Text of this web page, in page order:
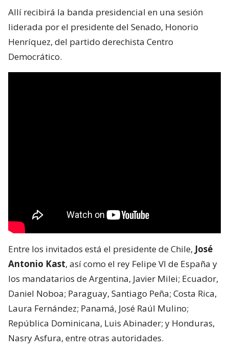
Allí recibirá la banda presidencial en una sesión
liderada por el presidente del Senado, Honorio
Henríquez, del partido derechista Centro
Democrático.
Entre los invitados está el presidente de Chile, José
Antonio Kast, así como el rey Felipe VI de España y
los mandatarios de Argentina, Javier Milei; Ecuador,
Daniel Noboa; Paraguay, Santiago Peña; Costa Rica,
Laura Fernández; Panamá, José Raúl Mulino;
República Dominicana, Luis Abinader; y Honduras,
Nasry Asfura, entre otras autoridades.